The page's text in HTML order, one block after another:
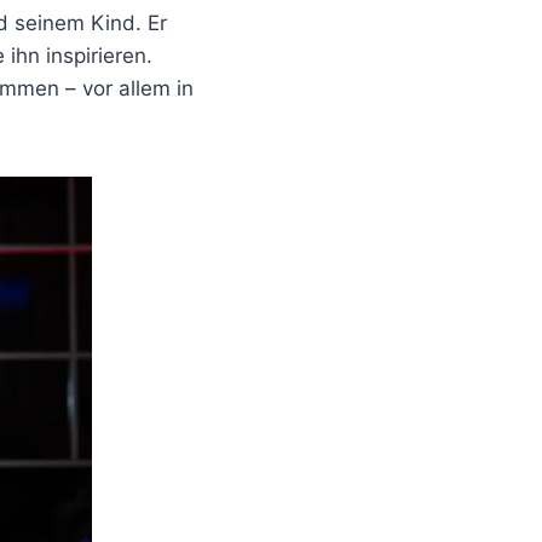
seinem Kind. Er
inspirieren.
– vor allem in